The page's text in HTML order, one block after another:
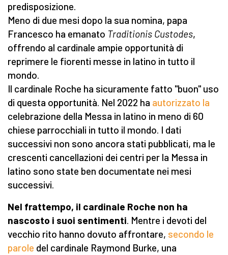
predisposizione.
Meno di due mesi dopo la sua nomina, papa
Francesco ha emanato Traditionis Custodes,
offrendo al cardinale ampie opportunità di
reprimere le fiorenti messe in latino in tutto il
mondo.
Il cardinale Roche ha sicuramente fatto "buon" uso
di questa opportunità. Nel 2022 ha autorizzato la
celebrazione della Messa in latino in meno di 60
chiese parrocchiali in tutto il mondo. I dati
successivi non sono ancora stati pubblicati, ma le
crescenti cancellazioni dei centri per la Messa in
latino sono state ben documentate nei mesi
successivi.
Nel frattempo, il cardinale Roche non ha
nascosto i suoi sentimenti. Mentre i devoti del
vecchio rito hanno dovuto affrontare, secondo le
parole del cardinale Raymond Burke, una